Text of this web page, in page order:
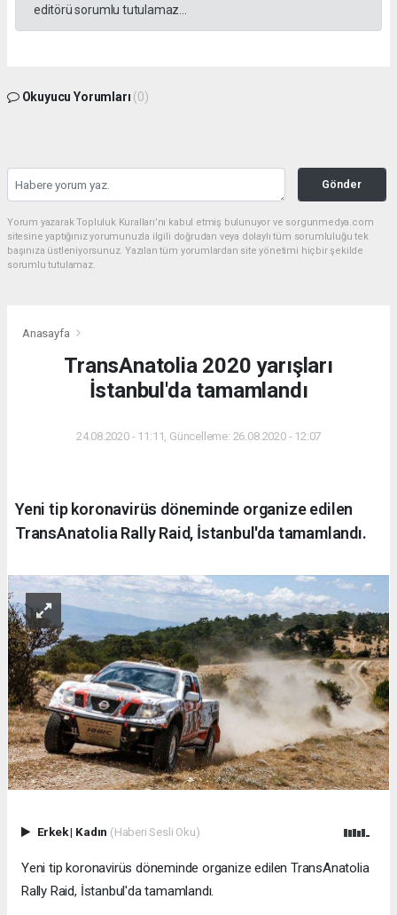
editörü sorumlu tutulamaz...
Okuyucu Yorumları (0)
Gönder
Yorum yazarak Topluluk Kuralları’nı kabul etmiş bulunuyor ve sorgunmedya.com
sitesine yaptığınız yorumunuzla ilgili doğrudan veya dolaylı tüm sorumluluğu tek
başınıza üstleniyorsunuz. Yazılan tüm yorumlardan site yönetimi hiçbir şekilde
sorumlu tutulamaz.
Anasayfa
TransAnatolia 2020 yarışları
İstanbul'da tamamlandı
24.08.2020 - 11:11, Güncelleme: 26.08.2020 - 12:07
Yeni tip koronavirüs döneminde organize edilen
TransAnatolia Rally Raid, İstanbul'da tamamlandı.
Erkek| Kadın (Haberi Sesli Oku)
Yeni tip koronavirüs döneminde organize edilen TransAnatolia
Rally Raid, İstanbul'da tamamlandı.